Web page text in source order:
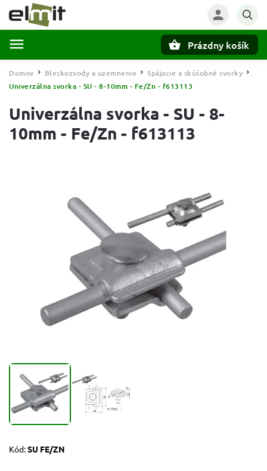
Prázdny košík
Domov / Bleskozvody a uzemnenie / Spájacie a skúšobné svorky /
Univerzálna svorka - SU - 8-10mm - Fe/Zn - f613113
Univerzálna svorka - SU - 8-
10mm - Fe/Zn - f613113
Kód:SU FE/ZN